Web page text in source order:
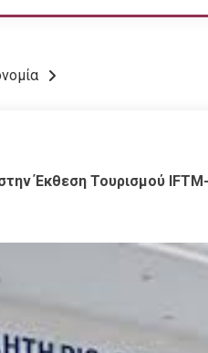
Έκθεση Τουρισμού IFTM-